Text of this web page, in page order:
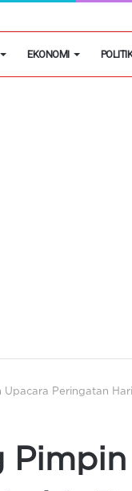
Kembangkan Hobi
EKONOMI POLITIK
Upacara Peringatan